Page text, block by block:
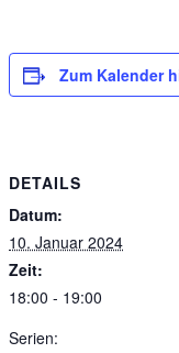
Zum Kalender
DETAILS
Datum:
10. Januar 2024
Zeit:
18:00 - 19:00
Serien: